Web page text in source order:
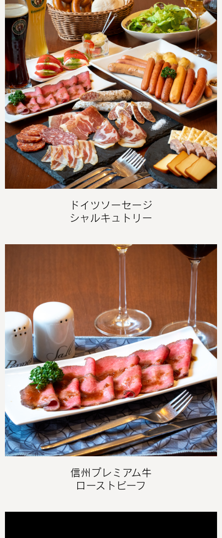
ドイツソーセージ
シャルキュトリー
信州プレミアム牛
ローストビーフ